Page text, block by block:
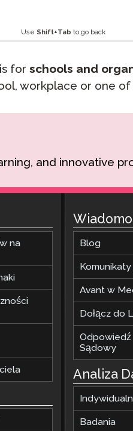
STAMP dla łaciny
Use Shift+Tab to go back
for schools and
workplace or one of
and innovative
na
Blog
Avant w
Dołącz do
Odpowiedź
Sądowy
Analiza
Badania